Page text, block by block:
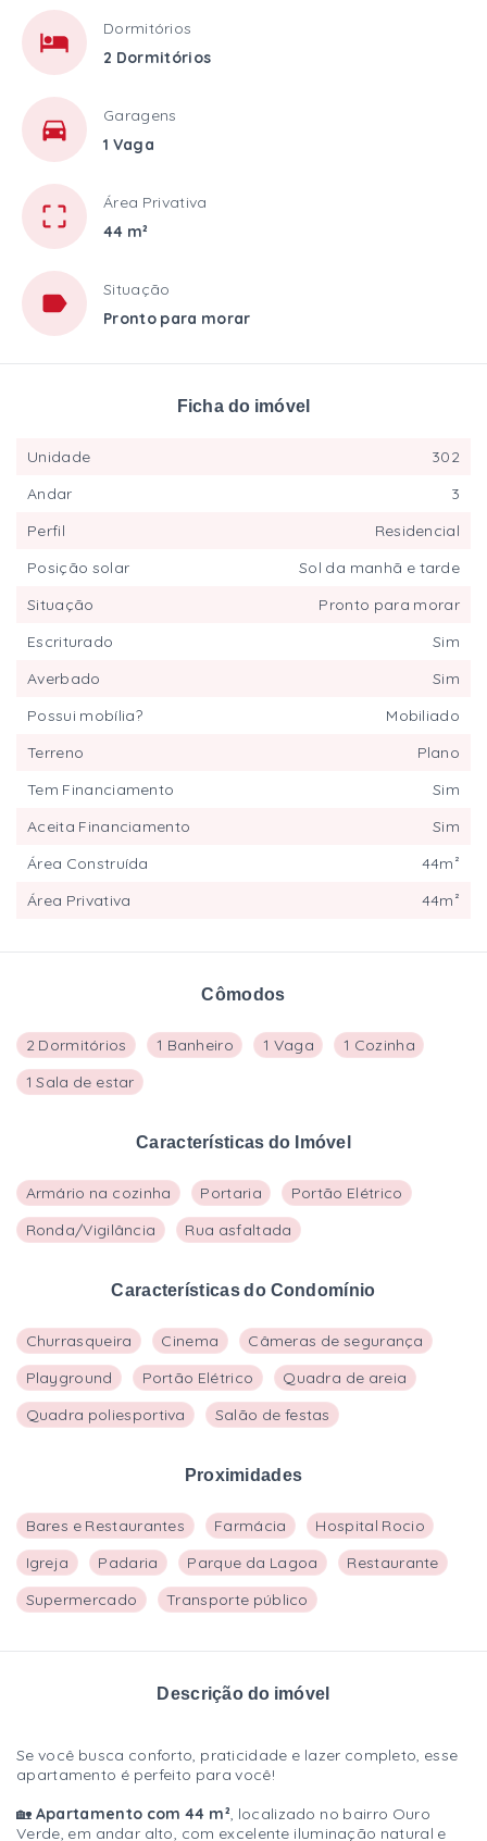
Dormitórios
2 Dormitórios
Garagens
1 Vaga
Área Privativa
44 m²
Situação
Pronto para morar
Cômodos
2 Dormitórios 1 Banheiro 1 Vaga
1 Cozinha
1 Sala de estar
Características do Imóvel
Armário na cozinha Portaria
Portão Elétrico
Ronda/Vigilância
Rua asfaltada
Características do Condomínio
Churrasqueira Cinema
Câmeras de segurança
Playground
Portão Elétrico
Quadra de areia
Quadra poliesportiva
Salão de festas
Proximidades
Bares e Restaurantes Farmácia
Hospital Rocio
Igreja
Padaria Parque da Lagoa
Restaurante
Supermercado
Transporte público
Descrição do imóvel
Se você busca conforto, praticidade e lazer completo, esse
apartamento é perfeito para você!
🏡 Apartamento com 44 m², localizado no bairro Ouro
Verde, em andar alto, com excelente iluminação natural e
Ficha do imóvel
Unidade
302
Andar
3
Perfil
Residencial
Posição solar
Sol da manhã e tarde
Situação
Pronto para morar
Escriturado
Sim
Averbado
Sim
Possui mobília?
Mobiliado
Terreno
Plano
Tem Financiamento
Sim
Aceita Financiamento
Sim
Área Construída
44m²
Área Privativa
44m²